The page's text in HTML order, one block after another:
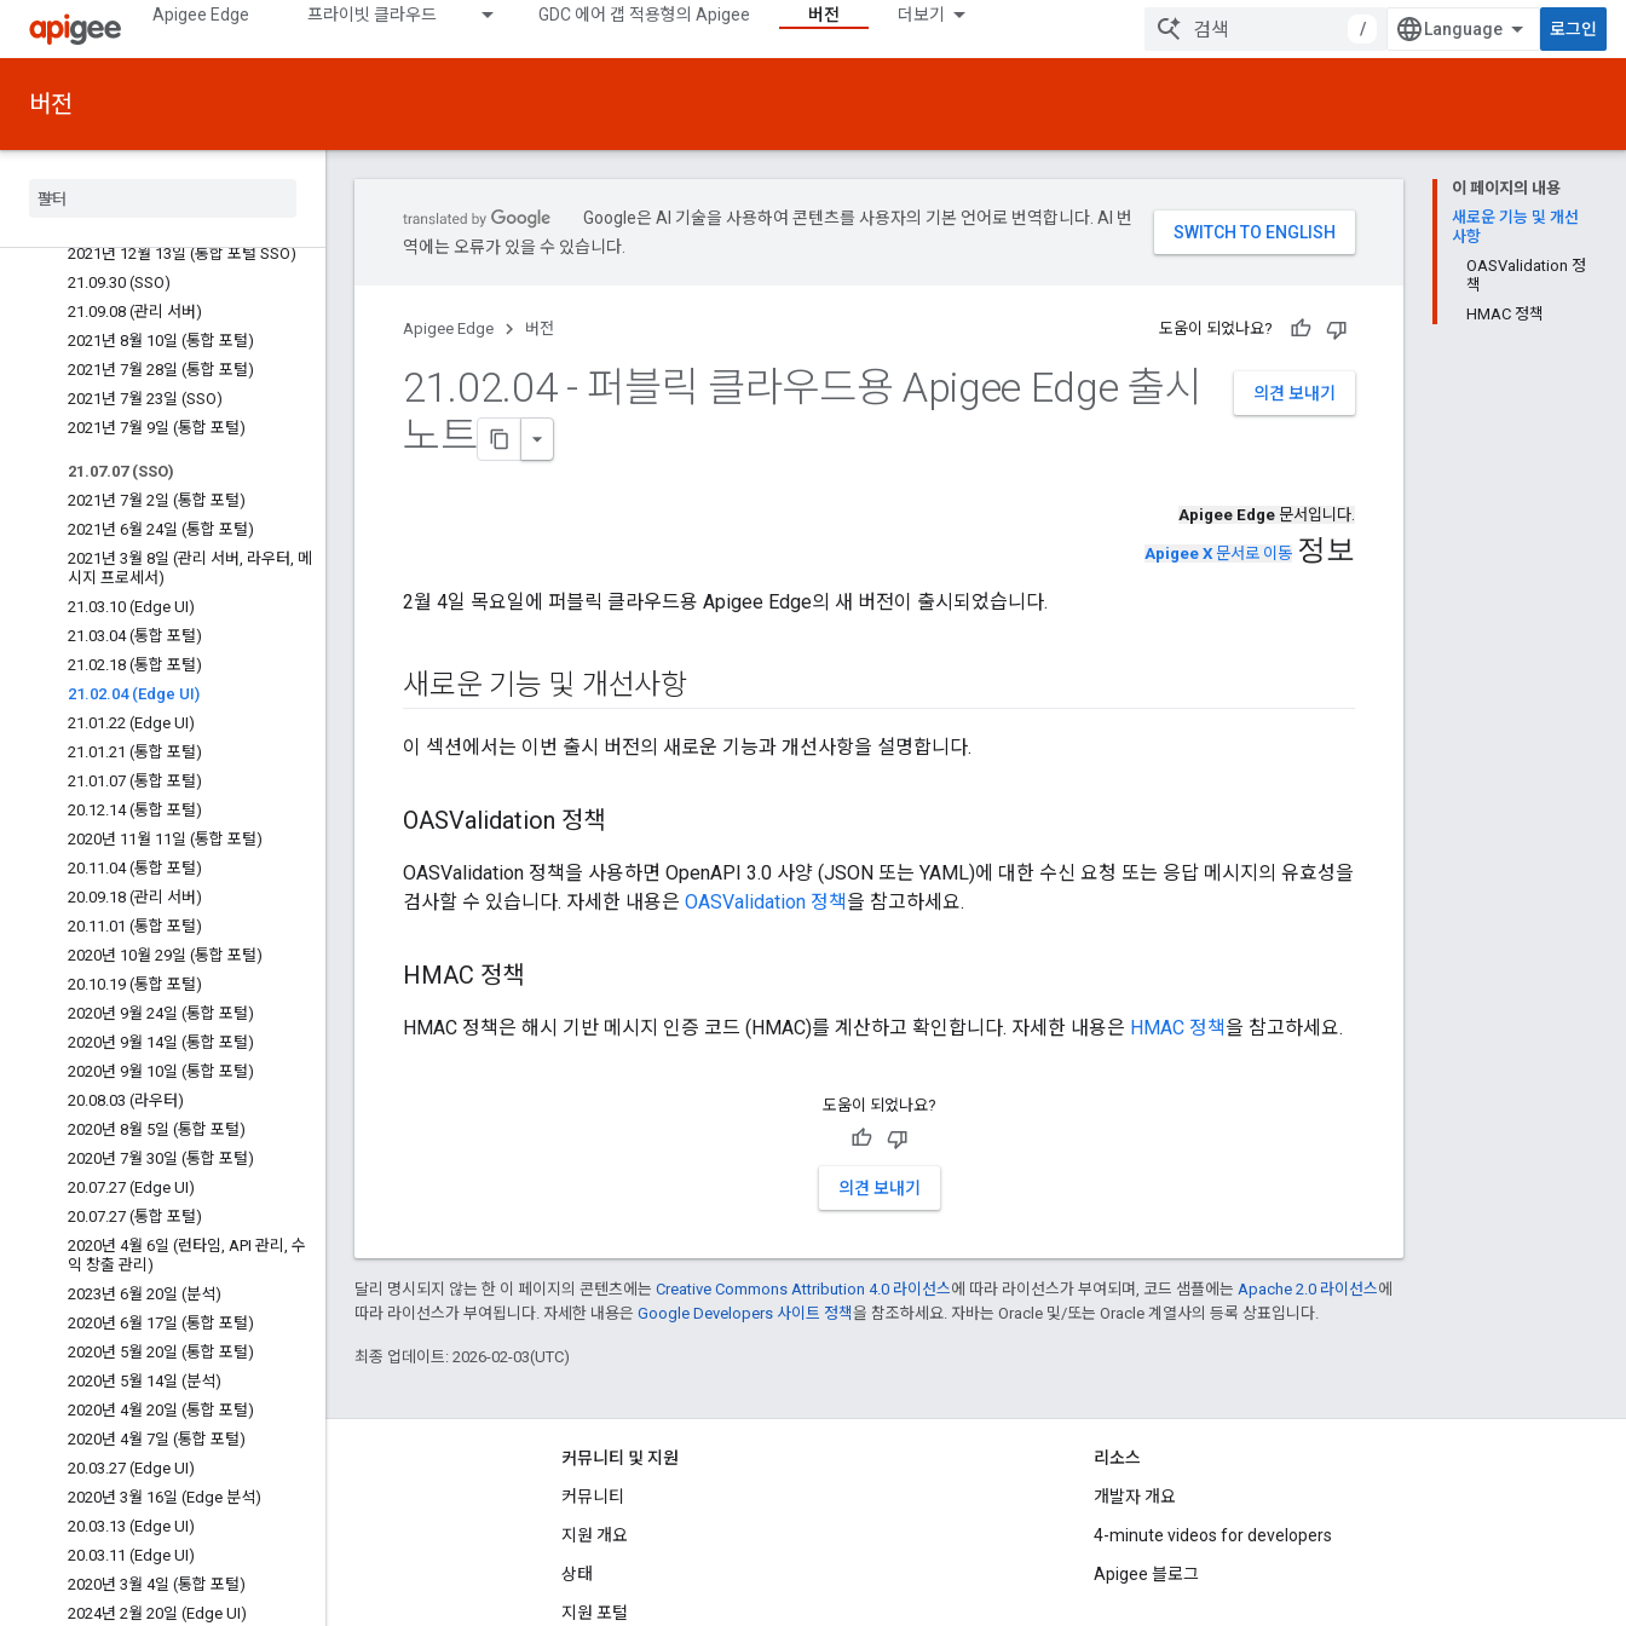
Apigee Edge 프라이빗 클라우드 GDC 에어 갭 적용형의 Apigee 버전 더보기
/ 로그인
버전
2022년 11월 10일 (통합 포털)
2022년 10월 19일 (통합 포털)
2022년 9월 12일 (통합 포털)
2022년 6월 27일 (SSO)
2022년 6월 14일 (통합 포털)
2021년 12월 13일 (통합 포털 SSO)
21 .09.30 (SSO)
21 .09.08 (관리 서버)
2021년 8월 10일 (통합 포털)
2021년 7월 28일 (통합 포털)
2021년 7월 23일 (SSO)
2021년 7월 9일 (통합 포털)
21 .07.07 (SSO)
2021년 7월 2일 (통합 포털)
2021년 6월 24일 (통합 포털)
2021년 3월 8일 (관리 서버 , 라우터, 메
시지 프로세서)
21 .03.10 (Edge UI)
21 .03.04 (통합 포털)
21 .02.18 (통합 포털)
21.02.04 (Edge UI)
21 .01 .22 (Edge UI)
21 .01 .21 (통합 포털)
21 .01 .07 (통합 포털)
20.12.14 (통합 포털)
2020년 11월 11일 (통합 포털)
20.11 .04 (통합 포털)
20.09.18 (관리 서버)
20.11 .01 (통합 포털)
2020년 10월 29일 (통합 포털)
20.10.19 (통합 포털)
2020년 9월 24일 (통합 포털)
2020년 9월 14일 (통합 포털)
2020년 9월 10일 (통합 포털)
20.08.03 (라우터)
2020년 8월 5일 (통합 포털)
2020년 7월 30일 (통합 포털)
20.07.27 (Edge UI)
20.07.27 (통합 포털)
2020년 4월 6일 (런타임, API 관리 , 수
익 창출 관리)
2023년 6월 20일 (분석)
2020년 6월 17일 (통합 포털)
2020년 5월 20일 (통합 포털)
2020년 5월 14일 (분석)
2020년 4월 20일 (통합 포털)
2020년 4월 7일 (통합 포털)
20.03.27 (Edge UI)
2020년 3월 16일 (Edge 분석)
20.03.13 (Edge UI)
20.03.11 (Edge UI)
2020년 3월 4일 (통합 포털)
2024년 2월 20일 (Edge UI)
이 페이지의 내용
새로운 기능 및 개선
사항
OASValidation 정
책
HMAC 정책
Google은 AI 기술을 사용하여 콘텐츠를 사용자의 기본 언어로 번역합니다. AI 번
역에는 오류가 있을 수 있습니다.
Apigee Edge 버전 도움이 되었나요?
의견 보내기
21 .02.04 - 퍼블릭 클라우드용 Apigee Edge 출시
노트
Apigee Edge 문서입니다.
Apigee X 문서로 이동 정보
2월 4일 목요일에 퍼블릭 클라우드용 Apigee Edge의 새 버전이 출시되었습니다.
새로운 기능 및 개선사항
이 섹션에서는 이번 출시 버전의 새로운 기능과 개선사항을 설명합니다.
OASValidation 정책
OASValidation 정책을 사용하면 OpenAPI 3.0 사양 (JSON 또는 YAML)에 대한 수신 요청 또는 응답 메시지의 유효성을
검사할 수 있습니다. 자세한 내용은 OASValidation 정책 을 참고하세요.
HMAC 정책
HMAC 정책은 해시 기반 메시지 인증 코드 (HMAC)를 계산하고 확인합니다. 자세한 내용은 HMAC 정책 을 참고하세요.
도움이 되었나요?
의견 보내기
달리 명시되지 않는 한 이 페이지의 콘텐츠에는 Creative Commons Attribution 4.0 라이선스에 따라 라이선스가 부여되며, 코드 샘플에는 Apache 2.0 라이선스에
따라 라이선스가 부여됩니다. 자세한 내용은 Google Developers 사이트 정책을 참조하세요. 자바는 Oracle 및/또는 Oracle 계열사의 등록 상표입니다.
최종 업데이트: 2026-02-03(UTC)
We're part of Google
이벤트
eBook 및 웹캐스트
커뮤니티 및 지원
커뮤니티
지원 개요
상태
지원 포털
리소스
개발자 개요
4-minute videos for developers
Apigee 블로그